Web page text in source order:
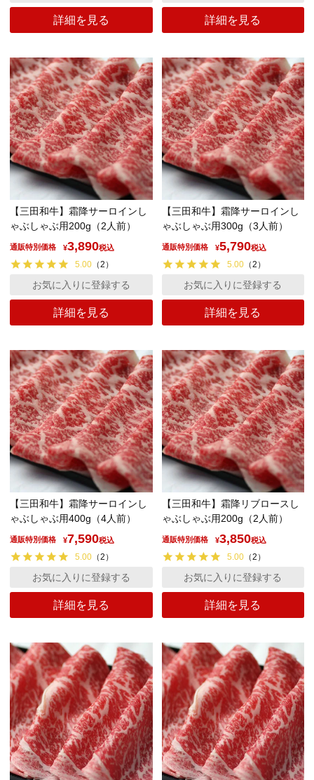
詳細を見る 詳細を見る
【三田和牛】霜降サーロインし
ゃぶしゃぶ用200g（2人前）
通販特別価格 ¥3,890税込
5.00 （2 ）
詳細を見る
お気に入りに登録する
【三田和牛】霜降サーロインし
ゃぶしゃぶ用300g（3人前）
通販特別価格 ¥5,790税込
5.00（2 ）
詳細を見る
お気に入りに登録する
【三田和牛】霜降サーロインし
ゃぶしゃぶ用400g（4人前）
通販特別価格 ¥7,590税込
5.00 （2 ）
詳細を見る
お気に入りに登録する
【三田和牛】霜降リブロースし
ゃぶしゃぶ用200g（2人前）
通販特別価格 ¥3,850税込
5.00（2 ）
詳細を見る
お気に入りに登録する